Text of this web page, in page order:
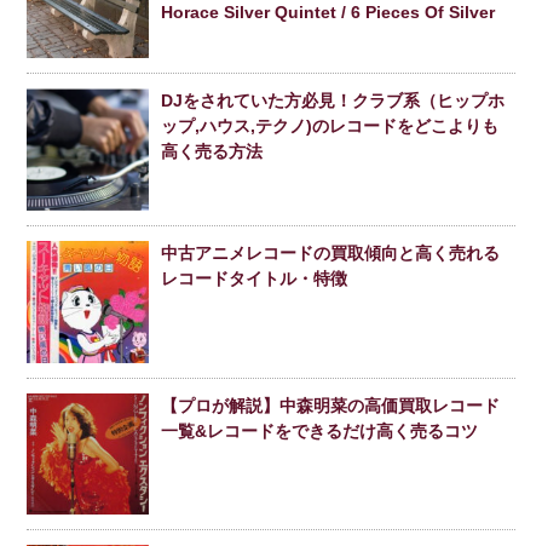
Horace Silver Quintet / 6 Pieces Of Silver
DJをされていた方必見！クラブ系（ヒップホ
ップ,ハウス,テクノ)のレコードをどこよりも
高く売る方法
中古アニメレコードの買取傾向と高く売れる
レコードタイトル・特徴
【プロが解説】中森明菜の高価買取レコード
一覧&レコードをできるだけ高く売るコツ